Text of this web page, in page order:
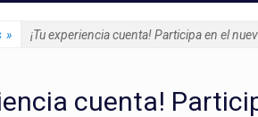
» ¡Tu experiencia cuenta! Participa en el
cuenta!